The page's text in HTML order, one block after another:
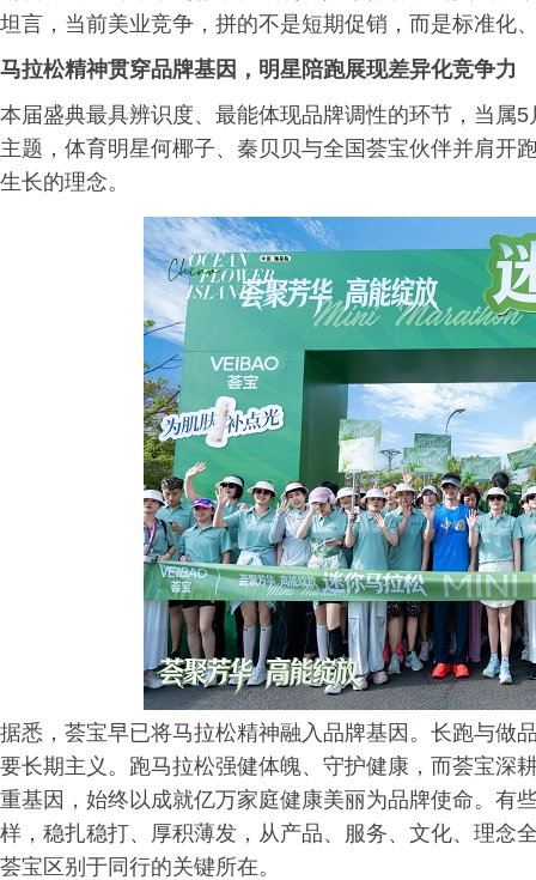
坦言，当前美业竞争，拼的不是短期促销，而是标准化
马拉松精神贯穿品牌基因，明星陪跑展现差异化竞争力
本届盛典最具辨识度、最能体现品牌调性的环节，当属
主题，体育明星何椰子、秦贝贝与全国荟宝伙伴并肩开
生长的理念。
据悉，荟宝早已将马拉松精神融入品牌基因。长跑与做
要长期主义。跑马拉松强健体魄、守护健康，而荟宝深
重基因，始终以成就亿万家庭健康美丽为品牌使命。有
样，稳扎稳打、厚积薄发，从产品、服务、文化、理念
荟宝区别于同行的关键所在。